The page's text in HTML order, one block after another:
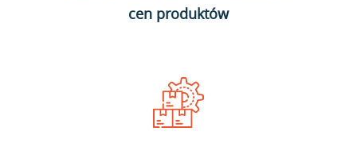
cen produktów